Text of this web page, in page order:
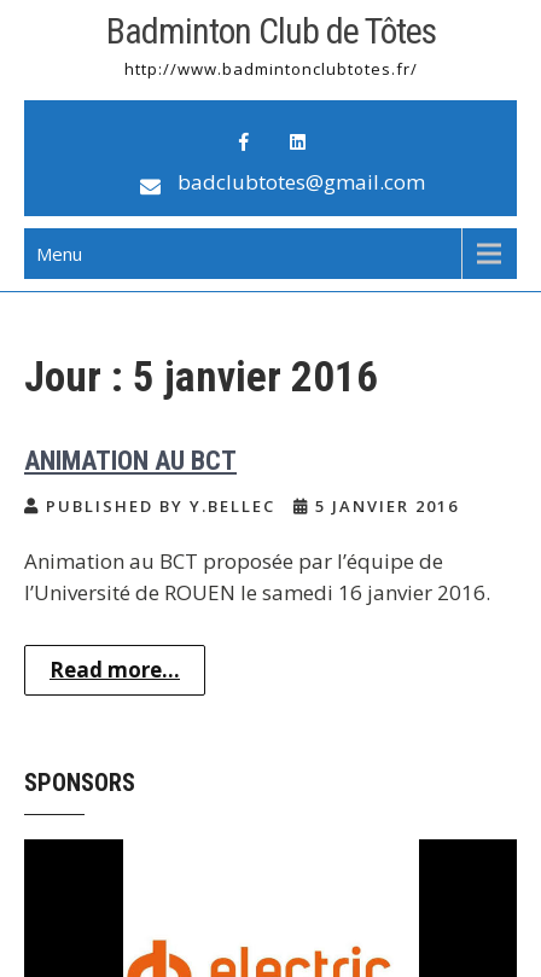
Badminton Club de Tôtes
http://www.badmintonclubtotes.fr/
badclubtotes@gmail.com
Menu
Jour : 5 janvier 2016
ANIMATION AU BCT
PUBLISHED BY Y.BELLEC 5 JANVIER 2016
Animation au BCT proposée par l’équipe de
l’Université de ROUEN le samedi 16 janvier 2016.
Read more...
SPONSORS